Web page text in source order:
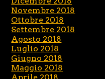
Novembre 2018
Ottobre 2018
Settembre 2018
Agosto 2018
Luglio 2018
Giugno 2018
Maggio 2018
Aprile 2018